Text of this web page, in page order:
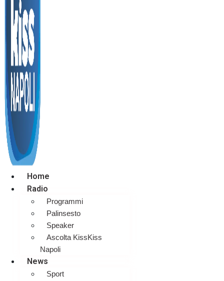
Home
Radio
Programmi
Palinsesto
Speaker
Ascolta KissKiss
Napoli
News
Sport